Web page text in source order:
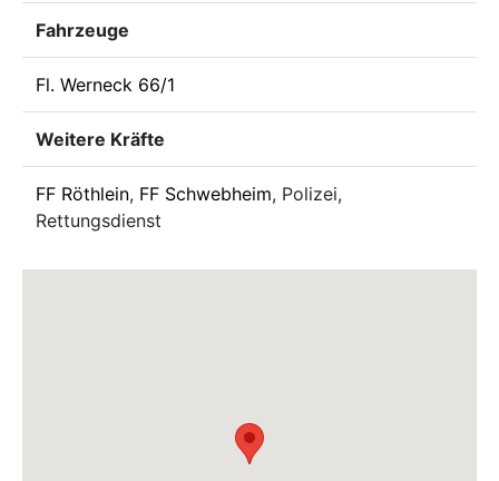
Fahrzeuge
Fl. Werneck 66/1
Weitere Kräfte
FF Röthlein, FF Schwebheim, Polizei,
Rettungsdienst